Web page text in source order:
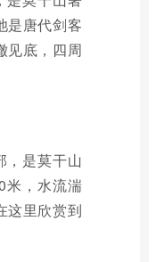
是唐代剑客
见底，四周
，是莫干山
米，水流湍
这里欣赏到